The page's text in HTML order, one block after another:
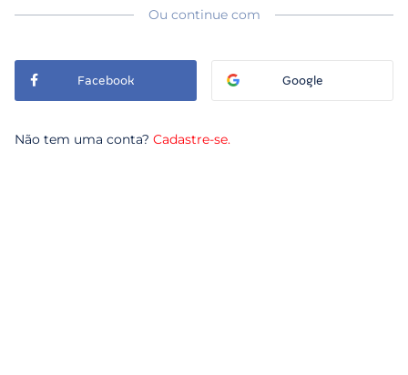
Ou continue com
Facebook Google
Não tem uma conta? Cadastre-se.